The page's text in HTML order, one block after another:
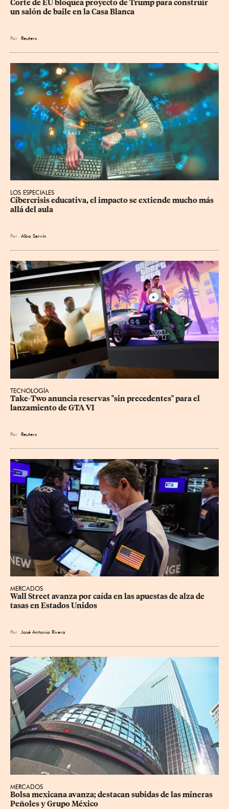
Corte de EU bloquea proyecto de Trump para construir
un salón de baile en la Casa Blanca
Por Reuters
LOS ESPECIALES
Cibercrisis educativa, el impacto se extiende mucho más
allá del aula
Por Alba Servín
TECNOLOGÍA
Take-Two anuncia reservas "sin precedentes" para el
lanzamiento de GTA VI
Por Reuters
MERCADOS
Wall Street avanza por caída en las apuestas de alza de
tasas en Estados Unidos
Por José Antonio Rivera
MERCADOS
Bolsa mexicana avanza; destacan subidas de las mineras
Peñoles y Grupo México